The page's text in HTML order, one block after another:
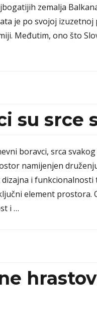
zemalja
je po svojoj
Međutim, ono što
su srce
boravci, srca
namijenjen
i
element prostora.
i …